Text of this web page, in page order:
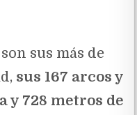
sus más de
sus 167 arcos y
y 728 metros de